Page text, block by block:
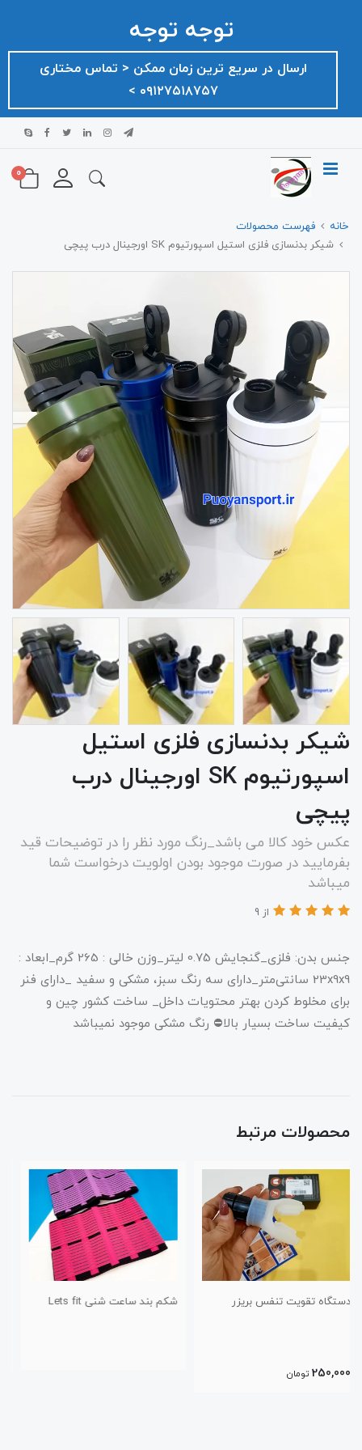
توجه توجه
ارسال در سریع ترین زمان ممکن ‌< تماس مختاری
۰۹۱۲۷۵۱۸۷۵۷ >
0
خانه
فهرست محصولات
شیکر بدنسازی فلزی استیل اسپورتیوم SK اورجینال درب پیچی
شیکر بدنسازی فلزی استیل
اسپورتیوم SK اورجینال درب
پیچی
عکس خود کالا می باشد_رنگ مورد نظر را در توضیحات قید
بفرمایید در صورت موجود بودن اولویت درخواست شما
میباشد
از 9
جنس بدن: فلزی_گنجایش 0.75 لیتر_وزن خالی : 265 گرم_ابعاد :
23x9x9 سانتی‌متر_دارای سه رنگ سبز، مشکی و سفید _دارای فنر
برای مخلوط کردن بهتر محتویات داخل_ ساخت کشور چین و
کیفیت ساخت بسیار بالا⛔️ رنگ مشکی موجود نمیباشد
محصولات مرتبط
شکم بند ساعت شنی Lets fit
کفش پیاده روی و راحتی طرح